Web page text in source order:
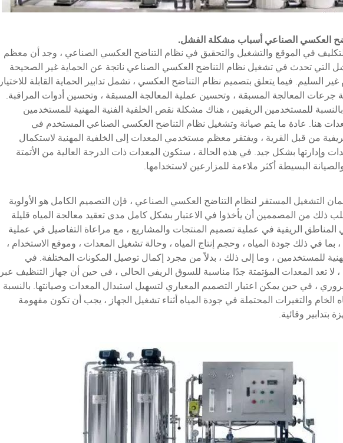
العكسي الصناعي أسباب مشكلة الفشل.
في الموقع والتشغيل والتحقيق في نظام التناضح العكسي الصناعي ، وجد أن معظم
التي تحدث في تشغيل نظام التناضح العكسي الصناعي ناتجة عن الحماية غير الصحيحة
غير السليم. فيما يتعلق بتصميم نظام التناضح العكسي ، تشمل تدابير الحماية القابلة للاختيار
جرعات المعالجة المسبقة ، وتحسين عملية المعالجة المسبقة ، وتحسين أدوات المراقبة.
للمستخدمين الريفيين ، هناك مشكلة نقص الخلفية الفنية المهنية للمستخدمين
هنا. عادة ما يتم صيانة وتشغيل نظام التناضح العكسي الصناعي المستخدم في
من قبل القرية ، ويفتقر معظم مستخدمي المعدات إلى الخلفية المهنية لاستكمال
وإدارتها بشكل جيد. في هذه الحالة ، ستكون المعدات ذات الدرجة العالية من الأتمتة
البسيطة أكثر ملاءمة للمزارعين لاستخدامها.
التشغيل المستقر لنظام التناضح العكسي الصناعي ، فإن التصميم الكامل هو الأولوية
ذلك من المصممين أن يأخذوا في الاعتبار بشكل كامل مدى تعقيد معالجة المياه قليلة
المناطق الريفية في عملية تصميم المنتجات والمشاريع ، مع مراعاة التفاصيل في عملية
، بما في ذلك جودة المياه ، وحجم إنتاج المياه ، وحالة تشغيل المعدات ، وموقع الاستخدام ،
للمستخدمين ، وما إلى ذلك ، بدلاً من مجرد إكمال توصيل المكونات المختلفة. في
، لا تعد المعدات المؤتمتة جدًا مناسبة للسوق الريفي الحالي ، في حين أن جهاز التنظيف عبر
، في حين يمكن اعتبار التصميم المعياري لتسهيل استبدال المعدات وصيانتها. بالنسبة
الخام والتغيرات المحتملة في جودة المياه أثناء تشغيل الجهاز ، يجب أن تكون مفهومة
بتدابير وقائية.